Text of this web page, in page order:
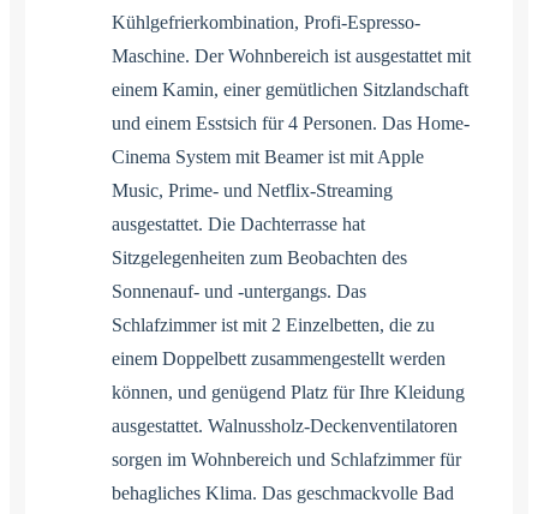
Kühlgefrierkombination, Profi-Espresso-
Maschine. Der Wohnbereich ist ausgestattet mit
einem Kamin, einer gemütlichen Sitzlandschaft
und einem Esstsich für 4 Personen. Das Home-
Cinema System mit Beamer ist mit Apple
Music, Prime- und Netflix-Streaming
ausgestattet. Die Dachterrasse hat
Sitzgelegenheiten zum Beobachten des
Sonnenauf- und -untergangs. Das
Schlafzimmer ist mit 2 Einzelbetten, die zu
einem Doppelbett zusammengestellt werden
können, und genügend Platz für Ihre Kleidung
ausgestattet. Walnussholz-Deckenventilatoren
sorgen im Wohnbereich und Schlafzimmer für
behagliches Klima. Das geschmackvolle Bad